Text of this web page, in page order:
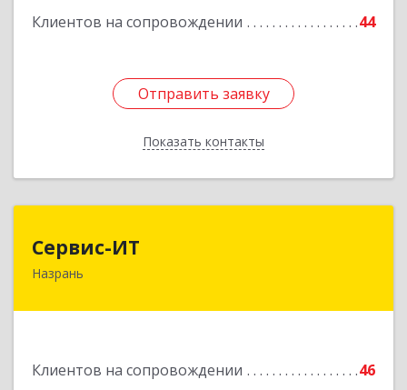
Клиентов на сопровождении 44
Отправить заявку
Показать контакты
Отправить заявку
Назад
Сервис-ИТ
Назрань
Клиентов на сопровождении
46
Подробнее